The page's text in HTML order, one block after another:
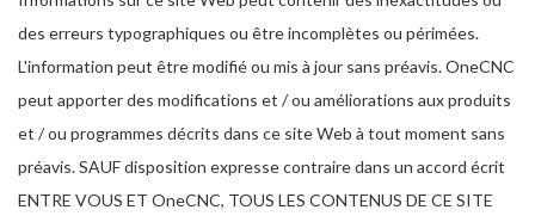
des erreurs typographiques ou être incomplètes ou périmées.
L'information peut être modifié ou mis à jour sans préavis. OneCNC
peut apporter des modifications et / ou améliorations aux produits
et / ou programmes décrits dans ce site Web à tout moment sans
préavis. SAUF disposition expresse contraire dans un accord écrit
ENTRE VOUS ET OneCNC, TOUS LES CONTENUS DE CE SITE